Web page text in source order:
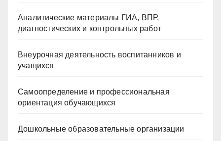
Аналитические материалы ГИА, ВПР,
диагностических и контрольных работ
Внеурочная деятельность воспитанников и
учащихся
Самоопределение и профессиональная
ориентация обучающихся
Дошкольные образовательные организации